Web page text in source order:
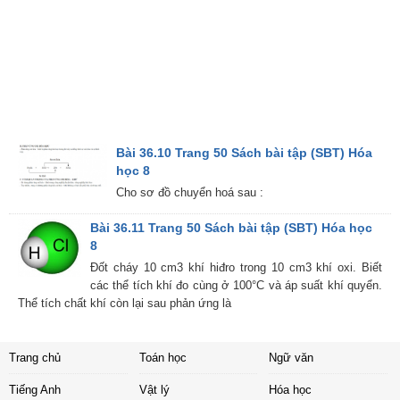
Bài 36.10 Trang 50 Sách bài tập (SBT) Hóa
học 8
Cho sơ đồ chuyển hoá sau :
Bài 36.11 Trang 50 Sách bài tập (SBT) Hóa học
8
Đốt cháy 10 cm3 khí hiđro trong 10 cm3 khí oxi. Biết
các thể tích khí đo cùng ở 100°C và áp suất khí quyển.
Thể tích chất khí còn lại sau phản ứng là
Trang chủ Toán học Ngữ văn
Tiếng Anh Vật lý Hóa học